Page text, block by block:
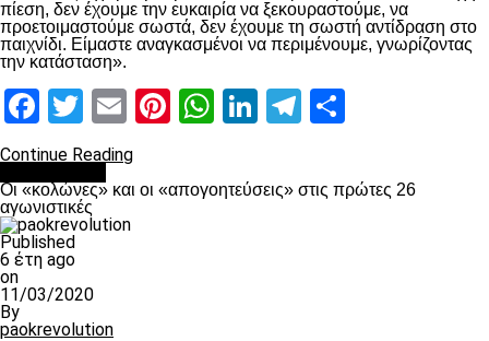
πίεση, δεν έχουμε την ευκαιρία να ξεκουραστούμε, να
προετοιμαστούμε σωστά, δεν έχουμε τη σωστή αντίδραση στο
παιχνίδι. Είμαστε αναγκασμένοι να περιμένουμε, γνωρίζοντας
την κατάσταση».
Facebook
Twitter
EmailPinterest
WhatsApp
LinkedIn
Telegram
Continue Reading
Οι «κολώνες» και οι «απογοητεύσεις» στις πρώτες 26
αγωνιστικές
Published
6 έτη ago
on
11/03/2020
By
paokrevolution